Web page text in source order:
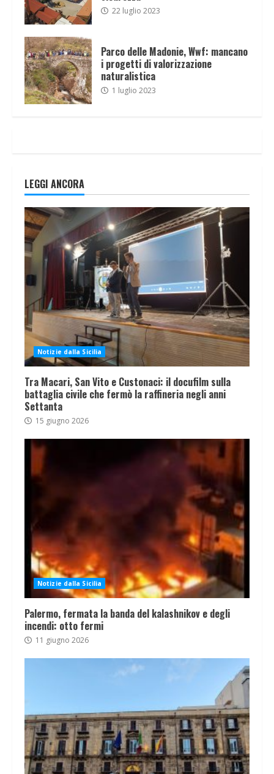
22 luglio 2023
Parco delle Madonie, Wwf: mancano
i progetti di valorizzazione
naturalistica
1 luglio 2023
LEGGI ANCORA
Notizie dalla Sicilia
Tra Macari, San Vito e Custonaci: il docufilm sulla
battaglia civile che fermò la raffineria negli anni
Settanta
15 giugno 2026
Notizie dalla Sicilia
Palermo, fermata la banda del kalashnikov e degli
incendi: otto fermi
11 giugno 2026